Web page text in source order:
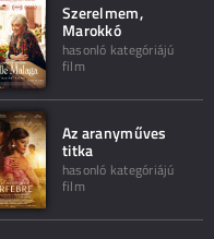
Szerelmem,
Marokkó
hasonló kategóriájú
film
Az aranyműves
titka
hasonló kategóriájú
film